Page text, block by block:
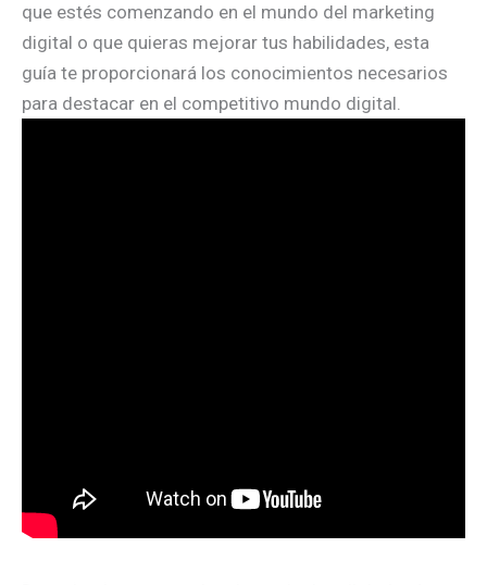
que estés comenzando en el mundo del marketing
digital o que quieras mejorar tus habilidades, esta
guía te proporcionará los conocimientos necesarios
para destacar en el competitivo mundo digital.